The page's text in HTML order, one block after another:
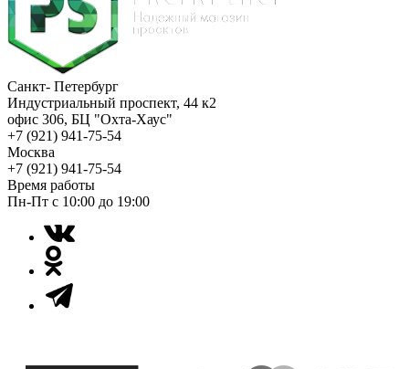
Санкт- Петербург
Индустриальный проспект, 44 к2
офис 306, БЦ "Охта-Хаус"
+7 (921) 941-75-54
Москва
+7 (921) 941-75-54
Время работы
Пн-Пт с 10:00 до 19:00